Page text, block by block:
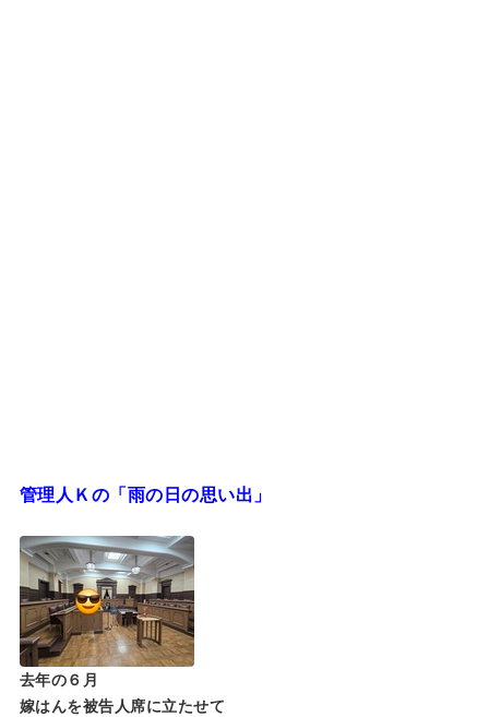
管理人Ｋの「雨の日の思い出」
去年の６月
嫁はんを被告人席に立たせて